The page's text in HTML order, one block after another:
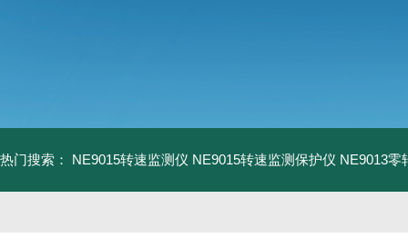
热门搜索： NE9015转速监测仪 NE9015转速监测保护仪 NE9013零